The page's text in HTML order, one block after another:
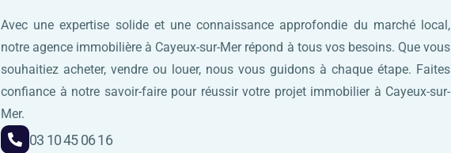
Avec une expertise solide et une connaissance approfondie du marché local,
notre agence immobilière à Cayeux-sur-Mer répond à tous vos besoins. Que vous
souhaitiez acheter, vendre ou louer, nous vous guidons à chaque étape. Faites
confiance à notre savoir-faire pour réussir votre projet immobilier à Cayeux-sur-
Mer.
03 10 45 06 16